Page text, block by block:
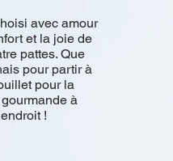
avec amour
et la joie de
pattes. Que
pour partir à
pour la
à
!​